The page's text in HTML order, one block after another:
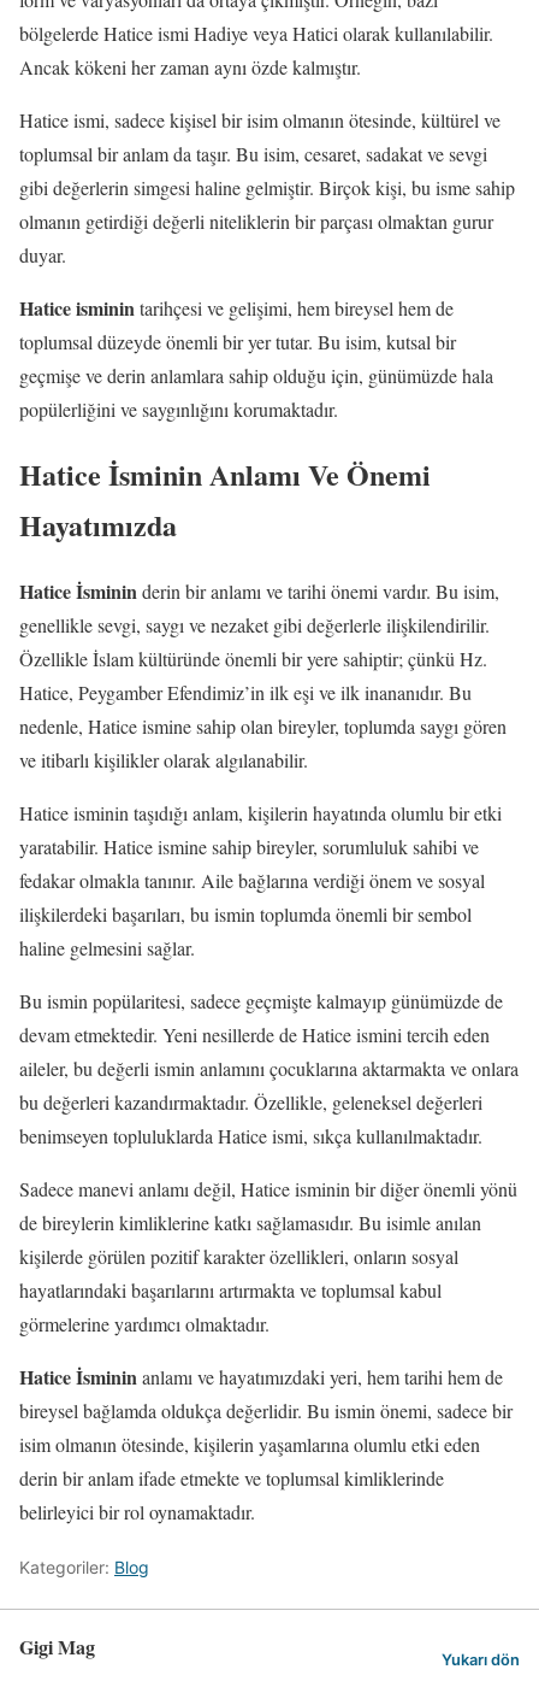
bölgelerde Hatice ismi Hadiye veya Hatici olarak kullanılabilir.
Ancak kökeni her zaman aynı özde kalmıştır.
Hatice ismi, sadece kişisel bir isim olmanın ötesinde, kültürel ve
toplumsal bir anlam da taşır. Bu isim, cesaret, sadakat ve sevgi
gibi değerlerin simgesi haline gelmiştir. Birçok kişi, bu isme sahip
olmanın getirdiği değerli niteliklerin bir parçası olmaktan gurur
duyar.
Hatice isminin tarihçesi ve gelişimi, hem bireysel hem de
toplumsal düzeyde önemli bir yer tutar. Bu isim, kutsal bir
geçmişe ve derin anlamlara sahip olduğu için, günümüzde hala
popülerliğini ve saygınlığını korumaktadır.
Hatice İsminin Anlamı Ve Önemi
Hayatımızda
Hatice İsmininderin bir anlamı ve tarihi önemi vardır. Bu isim,
genellikle sevgi, saygı ve nezaket gibi değerlerle ilişkilendirilir.
Özellikle İslam kültüründe önemli bir yere sahiptir; çünkü Hz.
Hatice, Peygamber Efendimiz’in ilk eşi ve ilk inananıdır. Bu
nedenle, Hatice ismine sahip olan bireyler, toplumda saygı gören
ve itibarlı kişilikler olarak algılanabilir.
Hatice isminin taşıdığı anlam, kişilerin hayatında olumlu bir etki
yaratabilir. Hatice ismine sahip bireyler, sorumluluk sahibi ve
fedakar olmakla tanınır. Aile bağlarına verdiği önem ve sosyal
ilişkilerdeki başarıları, bu ismin toplumda önemli bir sembol
haline gelmesini sağlar.
Bu ismin popülaritesi, sadece geçmişte kalmayıp günümüzde de
devam etmektedir. Yeni nesillerde de Hatice ismini tercih eden
aileler, bu değerli ismin anlamını çocuklarına aktarmakta ve onlara
bu değerleri kazandırmaktadır. Özellikle, geleneksel değerleri
benimseyen topluluklarda Hatice ismi, sıkça kullanılmaktadır.
Sadece manevi anlamı değil, Hatice isminin bir diğer önemli yönü
de bireylerin kimliklerine katkı sağlamasıdır. Bu isimle anılan
kişilerde görülen pozitif karakter özellikleri, onların sosyal
hayatlarındaki başarılarını artırmakta ve toplumsal kabul
görmelerine yardımcı olmaktadır.
Hatice İsmininanlamı ve hayatımızdaki yeri, hem tarihi hem de
bireysel bağlamda oldukça değerlidir. Bu ismin önemi, sadece bir
isim olmanın ötesinde, kişilerin yaşamlarına olumlu etki eden
derin bir anlam ifade etmekte ve toplumsal kimliklerinde
belirleyici bir rol oynamaktadır.
Kategoriler: Blog
Gigi Mag Yukarı dön